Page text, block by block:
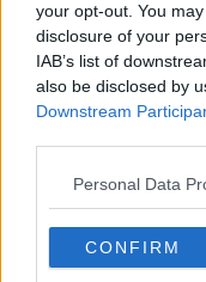
your opt-out. You
disclosure of your
IAB’s list of
also be disclosed by
Downstream
Personal Data
CONFIRM
2026-02-13, 10:39
Medlem
Så relationsvåld eller
Då ringer man väl